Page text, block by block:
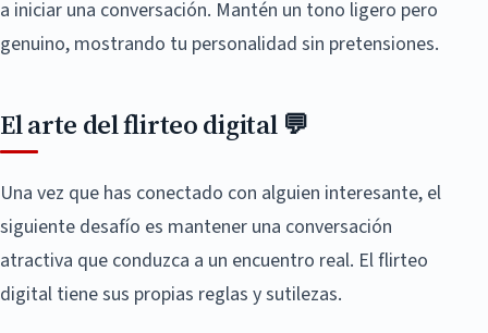
a iniciar una conversación. Mantén un tono ligero pero
genuino, mostrando tu personalidad sin pretensiones.
El arte del flirteo digital 💬
Una vez que has conectado con alguien interesante, el
siguiente desafío es mantener una conversación
atractiva que conduzca a un encuentro real. El flirteo
digital tiene sus propias reglas y sutilezas.